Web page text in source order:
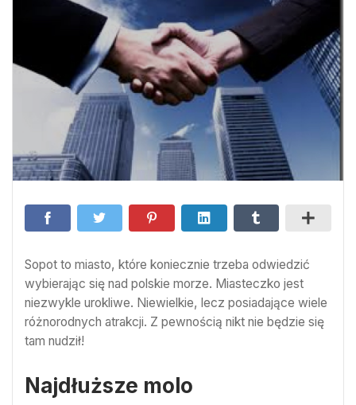
Sopot to miasto, które koniecznie trzeba odwiedzić
wybierając się nad polskie morze. Miasteczko jest
niezwykle urokliwe. Niewielkie, lecz posiadające wiele
różnorodnych atrakcji. Z pewnością nikt nie będzie się
tam nudził!
Najdłuższe molo